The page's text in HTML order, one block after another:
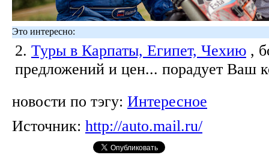
Это интересно:
2. Туры в Карпаты, Египет, Чехию ,
предложений и цен... порадует Ваш
новости по тэгу: Интересное
Источник: http://auto.mail.ru/